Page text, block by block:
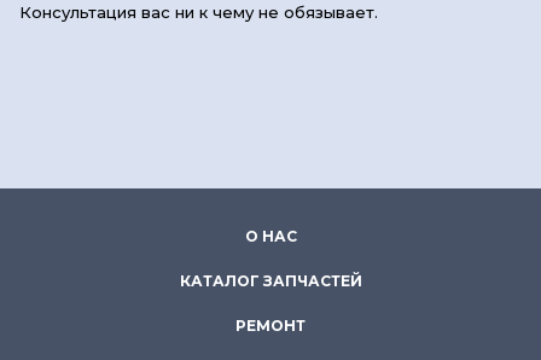
Консультация вас ни к чему не обязывает.
О НАС
КАТАЛОГ ЗАПЧАСТЕЙ
РЕМОНТ